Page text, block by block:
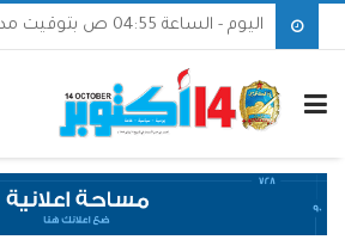
اليوم - الساعة 04:55 ص بتوقيت مدينة عدن